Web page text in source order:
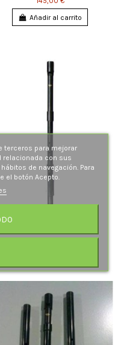
Añadir al carrito
159,00 €
terceros para mejorar
relacionada con sus
de navegación. Para
el botón Acepto.